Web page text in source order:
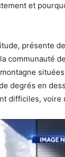
et
présente
communauté
degrés en
difficiles, voire